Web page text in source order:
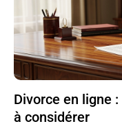
Divorce en ligne
à considérer